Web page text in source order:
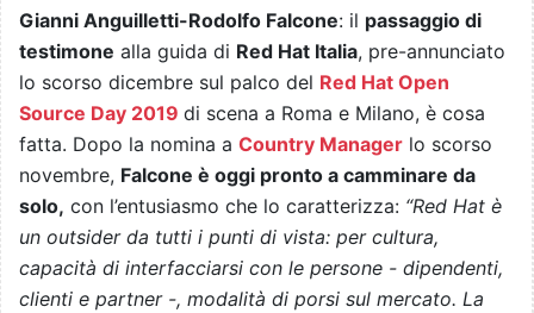
Gianni Anguilletti-Rodolfo Falcone: il passaggio di
testimone alla guida di Red Hat Italia, pre-annunciato
lo scorso dicembre sul palco del Red Hat Open
Source Day 2019 di scena a Roma e Milano, è cosa
fatta. Dopo la nomina a Country Manager lo scorso
novembre, Falcone è oggi pronto a camminare da
solo, con l’entusiasmo che lo caratterizza: “Red Hat è
un outsider da tutti i punti di vista: per cultura,
capacità di interfacciarsi con le persone - dipendenti,
clienti e partner -, modalità di porsi sul mercato. La